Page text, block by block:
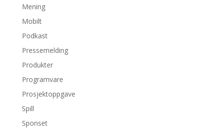
Mening
Mobilt
Podkast
Pressemelding
Produkter
Programvare
Prosjektoppgave
Spill
Sponset